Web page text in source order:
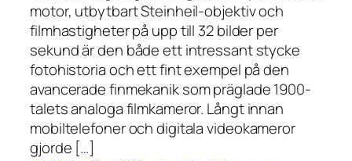
motor, utbytbart Steinheil-objektiv och
filmhastigheter på upp till 32 bilder per
sekund är den både ett intressant stycke
fotohistoria och ett fint exempel på den
avancerade finmekanik som präglade 1900-
talets analoga filmkameror. Långt innan
mobiltelefoner och digitala videokameror
gjorde […]